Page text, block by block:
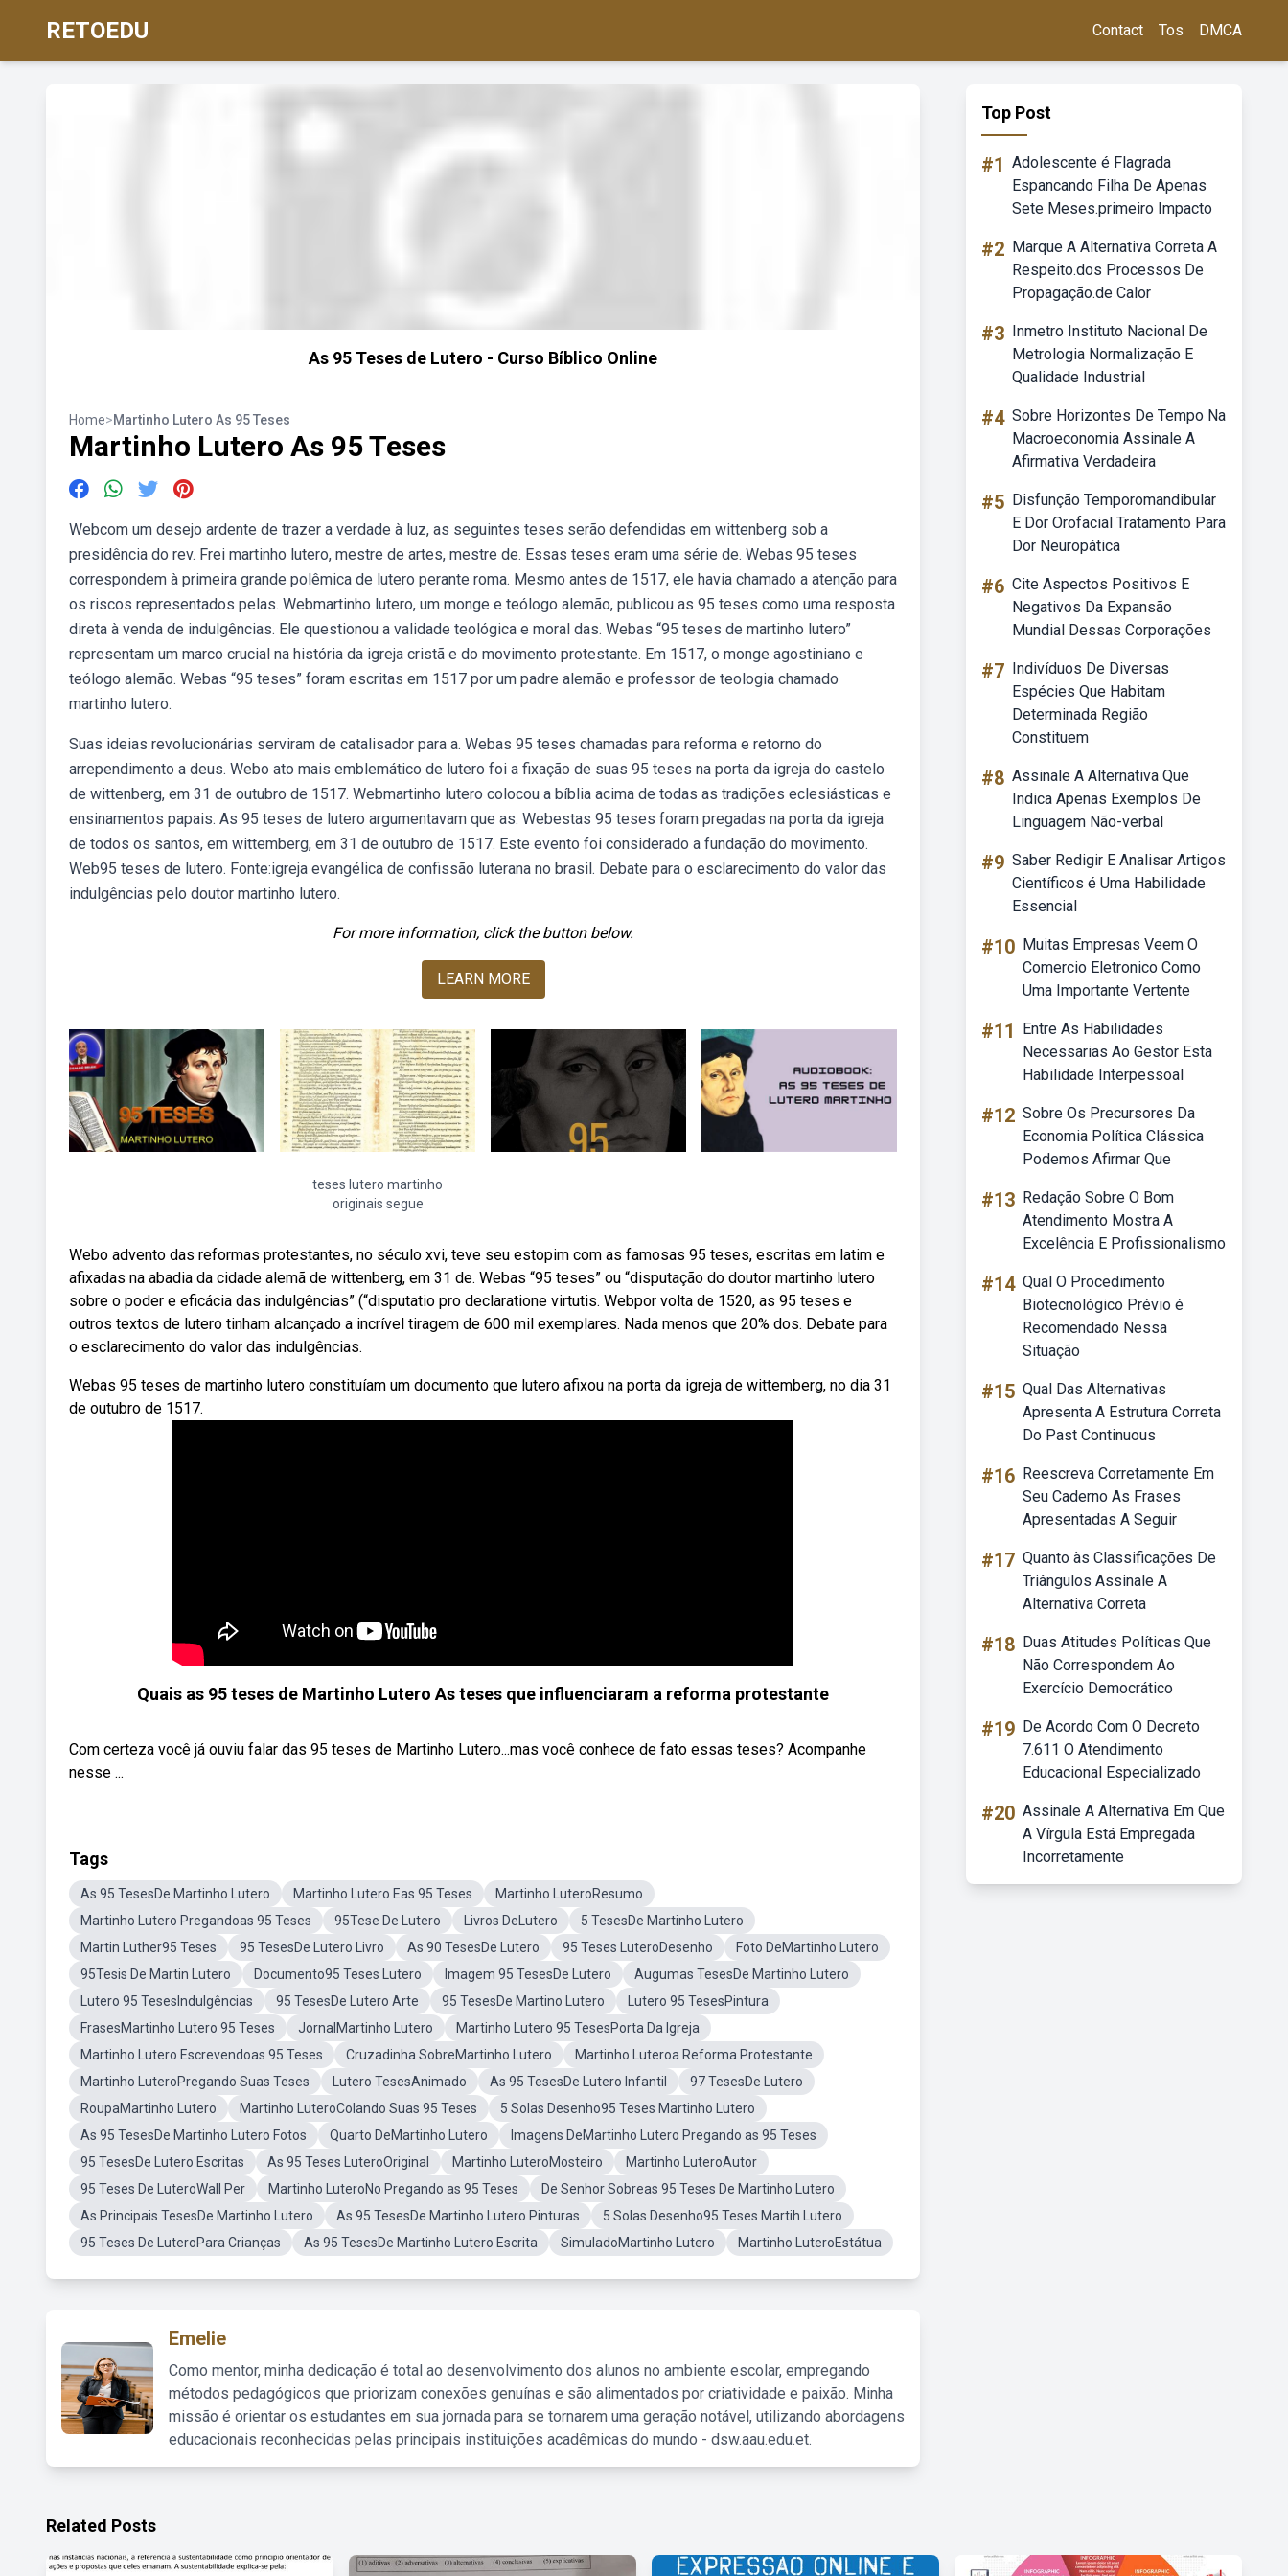
RETOEDU Contact Tos DMCA
As 95 Teses de Lutero - Curso Bíblico Online
Home>Martinho Lutero As 95 Teses
Martinho Lutero As 95 Teses
Webcom um desejo ardente de trazer a verdade à luz, as seguintes teses serão defendidas em wittenberg sob a
presidência do rev. Frei martinho lutero, mestre de artes, mestre de. Essas teses eram uma série de. Webas 95 teses
correspondem à primeira grande polêmica de lutero perante roma. Mesmo antes de 1517, ele havia chamado a atenção para
os riscos representados pelas. Webmartinho lutero, um monge e teólogo alemão, publicou as 95 teses como uma resposta
direta à venda de indulgências. Ele questionou a validade teológica e moral das. Webas “95 teses de martinho lutero”
representam um marco crucial na história da igreja cristã e do movimento protestante. Em 1517, o monge agostiniano e
teólogo alemão. Webas “95 teses” foram escritas em 1517 por um padre alemão e professor de teologia chamado
martinho lutero.
Suas ideias revolucionárias serviram de catalisador para a. Webas 95 teses chamadas para reforma e retorno do
arrependimento a deus. Webo ato mais emblemático de lutero foi a fixação de suas 95 teses na porta da igreja do castelo
de wittenberg, em 31 de outubro de 1517. Webmartinho lutero colocou a bíblia acima de todas as tradições eclesiásticas e
ensinamentos papais. As 95 teses de lutero argumentavam que as. Webestas 95 teses foram pregadas na porta da igreja
de todos os santos, em wittemberg, em 31 de outubro de 1517. Este evento foi considerado a fundação do movimento.
Web95 teses de lutero. Fonte:igreja evangélica de confissão luterana no brasil. Debate para o esclarecimento do valor das
indulgências pelo doutor martinho lutero.
For more information, click the button below.
LEARN MORE
teses lutero martinho
originais segue
Webo advento das reformas protestantes, no século xvi, teve seu estopim com as famosas 95 teses, escritas em latim e
afixadas na abadia da cidade alemã de wittenberg, em 31 de. Webas “95 teses” ou “disputação do doutor martinho lutero
sobre o poder e eficácia das indulgências” (“disputatio pro declaratione virtutis. Webpor volta de 1520, as 95 teses e
outros textos de lutero tinham alcançado a incrível tiragem de 600 mil exemplares. Nada menos que 20% dos. Debate para
o esclarecimento do valor das indulgências.
Webas 95 teses de martinho lutero constituíam um documento que lutero afixou na porta da igreja de wittemberg, no dia 31
de outubro de 1517.
Quais as 95 teses de Martinho Lutero As teses que influenciaram a reforma protestante
Com certeza você já ouviu falar das 95 teses de Martinho Lutero...mas você conhece de fato essas teses? Acompanhe
nesse ...
Tags
As 95 TesesDe Martinho Lutero Martinho Lutero Eas 95 Teses
Martinho LuteroResumo
Martinho Lutero Pregandoas 95 Teses
95Tese De Lutero Livros DeLutero
5 TesesDe Martinho Lutero
Martin Luther95 Teses
95 TesesDe Lutero Livro As 90 TesesDe Lutero 95 Teses LuteroDesenho
Foto DeMartinho Lutero
95Tesis De Martin Lutero
Documento95 Teses Lutero Imagem 95 TesesDe Lutero
Augumas TesesDe Martinho Lutero
Lutero 95 TesesIndulgências
95 TesesDe Lutero Arte 95 TesesDe Martino Lutero
Lutero 95 TesesPintura
FrasesMartinho Lutero 95 Teses
JornalMartinho Lutero
Martinho Lutero 95 TesesPorta Da Igreja
Martinho Lutero Escrevendoas 95 Teses
Cruzadinha SobreMartinho Lutero
Martinho Luteroa Reforma Protestante
Martinho LuteroPregando Suas Teses
Lutero TesesAnimado As 95 TesesDe Lutero Infantil
97 TesesDe Lutero
RoupaMartinho Lutero
Martinho LuteroColando Suas 95 Teses
5 Solas Desenho95 Teses Martinho Lutero
As 95 TesesDe Martinho Lutero Fotos
Quarto DeMartinho Lutero
Imagens DeMartinho Lutero Pregando as 95 Teses
95 TesesDe Lutero Escritas
As 95 Teses LuteroOriginal Martinho LuteroMosteiro
Martinho LuteroAutor
95 Teses De LuteroWall Per
Martinho LuteroNo Pregando as 95 Teses
De Senhor Sobreas 95 Teses De Martinho Lutero
As Principais TesesDe Martinho Lutero
As 95 TesesDe Martinho Lutero Pinturas
5 Solas Desenho95 Teses Martih Lutero
95 Teses De LuteroPara Crianças
As 95 TesesDe Martinho Lutero Escrita SimuladoMartinho Lutero Martinho LuteroEstátua
Emelie
Como mentor, minha dedicação é total ao desenvolvimento dos alunos no ambiente escolar, empregando
métodos pedagógicos que priorizam conexões genuínas e são alimentados por criatividade e paixão. Minha
missão é orientar os estudantes em sua jornada para se tornarem uma geração notável, utilizando abordagens
educacionais reconhecidas pelas principais instituições acadêmicas do mundo - dsw.aau.edu.et.
Top Post
#1 Adolescente é Flagrada
Espancando Filha De Apenas
Sete Meses.primeiro Impacto
#2 Marque A Alternativa Correta A
Respeito.dos Processos De
Propagação.de Calor
#3 Inmetro Instituto Nacional De
Metrologia Normalização E
Qualidade Industrial
#4 Sobre Horizontes De Tempo Na
Macroeconomia Assinale A
Afirmativa Verdadeira
#5 Disfunção Temporomandibular
E Dor Orofacial Tratamento Para
Dor Neuropática
#6 Cite Aspectos Positivos E
Negativos Da Expansão
Mundial Dessas Corporações
#7 Indivíduos De Diversas
Espécies Que Habitam
Determinada Região
Constituem
#8 Assinale A Alternativa Que
Indica Apenas Exemplos De
Linguagem Não-verbal
#9 Saber Redigir E Analisar Artigos
Científicos é Uma Habilidade
Essencial
#10 Muitas Empresas Veem O
Comercio Eletronico Como
Uma Importante Vertente
#11
Entre As Habilidades
Necessarias Ao Gestor Esta
Habilidade Interpessoal
#12 Sobre Os Precursores Da
Economia Política Clássica
Podemos Afirmar Que
#13 Redação Sobre O Bom
Atendimento Mostra A
Excelência E Profissionalismo
#14 Qual O Procedimento
Biotecnológico Prévio é
Recomendado Nessa
Situação
#15 Qual Das Alternativas
Apresenta A Estrutura Correta
Do Past Continuous
#16 Reescreva Corretamente Em
Seu Caderno As Frases
Apresentadas A Seguir
#17 Quanto às Classificações De
Triângulos Assinale A
Alternativa Correta
#18 Duas Atitudes Políticas Que
Não Correspondem Ao
Exercício Democrático
#19 De Acordo Com O Decreto
7.611 O Atendimento
Educacional Especializado
#20 Assinale A Alternativa Em Que
A Vírgula Está Empregada
Incorretamente
Related Posts